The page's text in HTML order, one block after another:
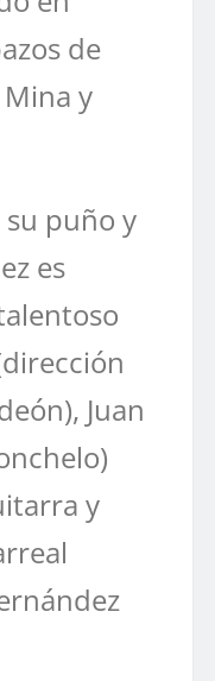
de
y
su puño y
es
Juan
y